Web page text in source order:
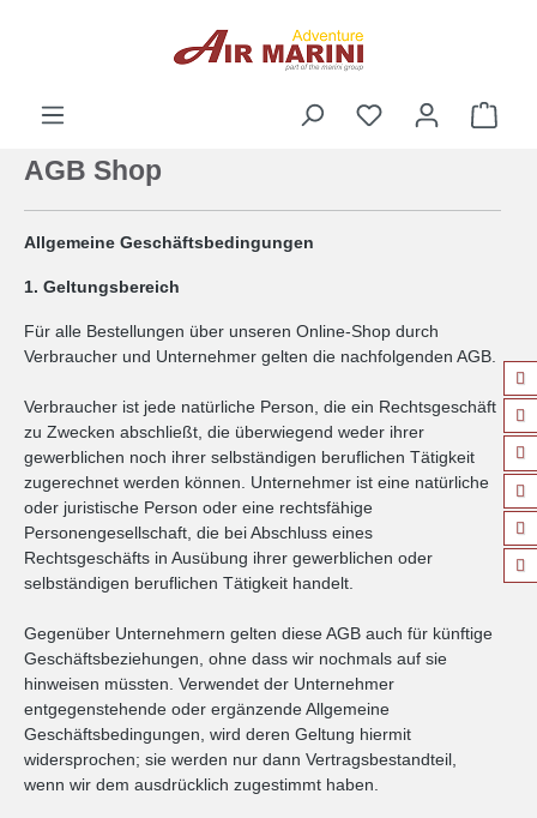
AGB Shop
Allgemeine Geschäftsbedingungen
1. Geltungsbereich
Für alle Bestellungen über unseren Online-Shop durch
Verbraucher und Unternehmer gelten die nachfolgenden AGB.
Verbraucher ist jede natürliche Person, die ein Rechtsgeschäft
zu Zwecken abschließt, die überwiegend weder ihrer
gewerblichen noch ihrer selbständigen beruflichen Tätigkeit
zugerechnet werden können. Unternehmer ist eine natürliche
oder juristische Person oder eine rechtsfähige
Personengesellschaft, die bei Abschluss eines
Rechtsgeschäfts in Ausübung ihrer gewerblichen oder
selbständigen beruflichen Tätigkeit handelt.
Gegenüber Unternehmern gelten diese AGB auch für künftige
Geschäftsbeziehungen, ohne dass wir nochmals auf sie
hinweisen müssten. Verwendet der Unternehmer
entgegenstehende oder ergänzende Allgemeine
Geschäftsbedingungen, wird deren Geltung hiermit
widersprochen; sie werden nur dann Vertragsbestandteil,
wenn wir dem ausdrücklich zugestimmt haben.